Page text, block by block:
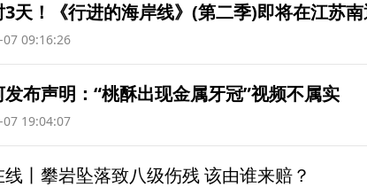
天！《行进的海岸线》(第二季)即将在江苏南
09:16:26
布声明：“桃酥出现金属牙冠”视频不属实
19:04:07
丨攀岩坠落致八级伤残 该由谁来赔？